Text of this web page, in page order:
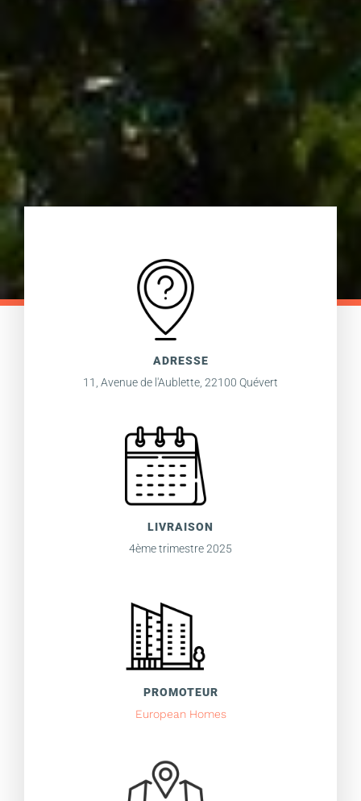
ADRESSE
11, Avenue de l'Aublette, 22100 Quévert
LIVRAISON
4ème trimestre 2025
PROMOTEUR
European Homes